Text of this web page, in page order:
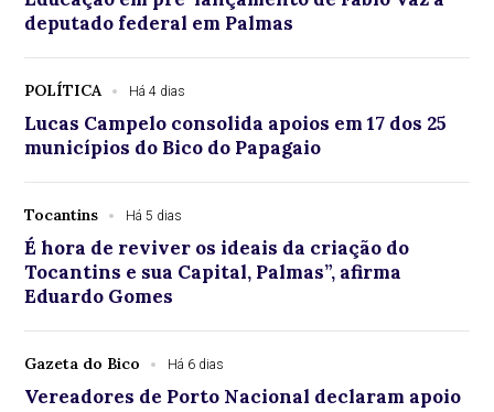
deputado federal em Palmas
POLÍTICA Há 4 dias
Lucas Campelo consolida apoios em 17 dos 25
municípios do Bico do Papagaio
Tocantins Há 5 dias
É hora de reviver os ideais da criação do
Tocantins e sua Capital, Palmas”, afirma
Eduardo Gomes
Gazeta do Bico Há 6 dias
Vereadores de Porto Nacional declaram apoio